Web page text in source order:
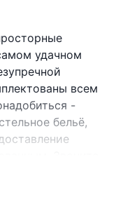
удачном
всем
-
бельё,
Звоните
услугами